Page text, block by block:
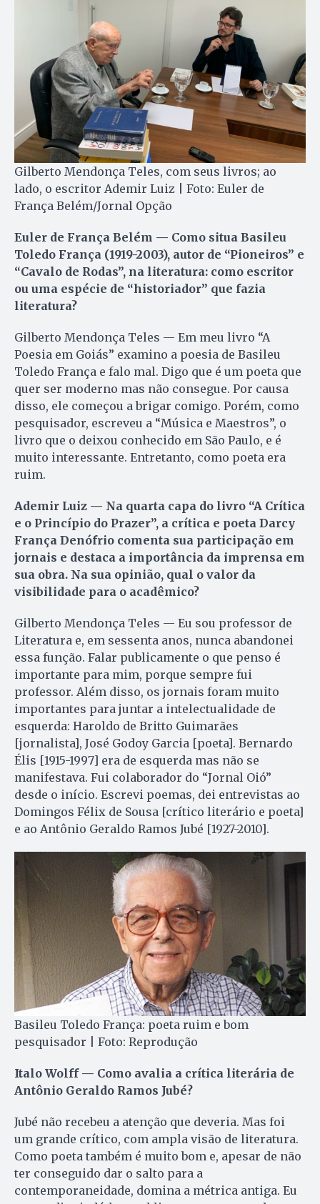
Gilberto Mendonça Teles, com seus livros; ao
lado, o escritor Ademir Luiz | Foto: Euler de
França Belém/Jornal Opção
Euler de França Belém — Como situa Basileu
Toledo França (1919-2003), autor de “Pioneiros” e
“Cavalo de Rodas”, na literatura: como escritor
ou uma espécie de “historiador” que fazia
literatura?
Gilberto Mendonça Teles — Em meu livro “A
Poesia em Goiás” examino a poesia de Basileu
Toledo França e falo mal. Digo que é um poeta que
quer ser moderno mas não consegue. Por causa
disso, ele começou a brigar comigo. Porém, como
pesquisador, escreveu a “Música e Maestros”, o
livro que o deixou conhecido em São Paulo, e é
muito interessante. Entretanto, como poeta era
ruim.
Ademir Luiz — Na quarta capa do livro “A Crítica
e o Princípio do Prazer”, a crítica e poeta Darcy
França Denófrio comenta sua participação em
jornais e destaca a importância da imprensa em
sua obra. Na sua opinião, qual o valor da
visibilidade para o acadêmico?
Gilberto Mendonça Teles — Eu sou professor de
Literatura e, em sessenta anos, nunca abandonei
essa função. Falar publicamente o que penso é
importante para mim, porque sempre fui
professor. Além disso, os jornais foram muito
importantes para juntar a intelectualidade de
esquerda: Haroldo de Britto Guimarães
[jornalista], José Godoy Garcia [poeta]. Bernardo
Élis [1915-1997] era de esquerda mas não se
manifestava. Fui colaborador do “Jornal Oió”
desde o início. Escrevi poemas, dei entrevistas ao
Domingos Félix de Sousa [crítico literário e poeta]
e ao Antônio Geraldo Ramos Jubé [1927-2010].
Basileu Toledo França: poeta ruim e bom
pesquisador | Foto: Reprodução
Italo Wolff — Como avalia a crítica literária de
Antônio Geraldo Ramos Jubé?
Jubé não recebeu a atenção que deveria. Mas foi
um grande crítico, com ampla visão de literatura.
Como poeta também é muito bom e, apesar de não
ter conseguido dar o salto para a
contemporaneidade, domina a métrica antiga. Eu